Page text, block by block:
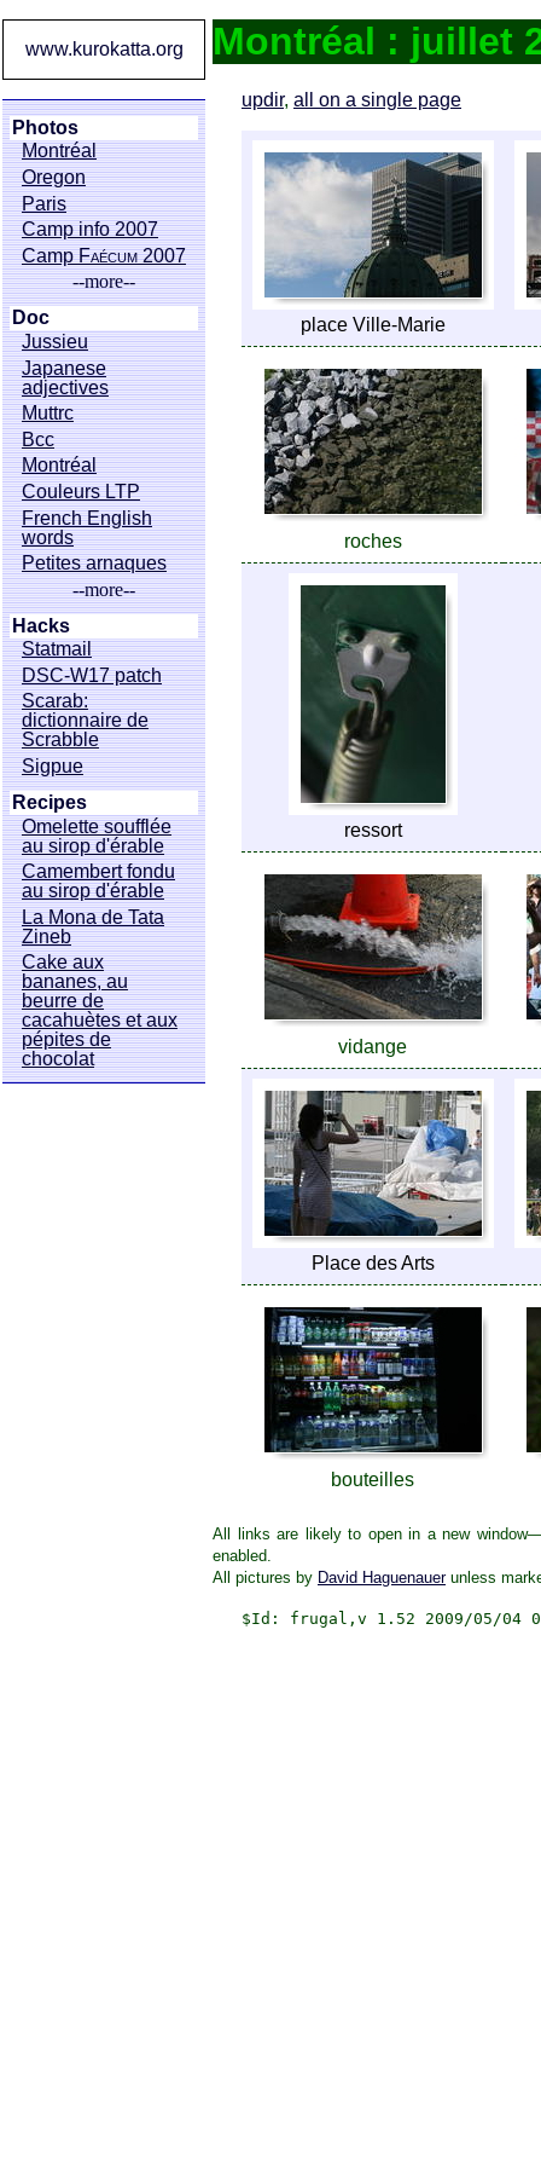
Montréal : juillet
updir, all on a single page
place Ville-Marie
roches
ressort
vidange
Place des Arts
bouteilles
www.kurokatta.org
Photos
Montréal
Oregon
Paris
Camp info 2007
CampFaécum2007
--more--
Doc
Jussieu
Japanese
adjectives
Muttrc
Bcc
Montréal
Couleurs LTP
French English
words
Petites arnaques
--more--
Hacks
Statmail
DSC-W17 patch
Scarab:
dictionnaire de
Scrabble
Sigpue
Recipes
Omelette soufflée
au sirop d'érable
Camembert fondu
au sirop d'érable
La Mona de Tata
Zineb
Cake aux
bananes, au
beurre de
cacahuètes et aux
pépites de
chocolat
All links are likely to open in a new
enabled.
All pictures by David Haguenauerunless
$Id: frugal,v 1.52 2009/05/04